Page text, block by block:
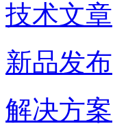
技术文章
新品发布
解决方案